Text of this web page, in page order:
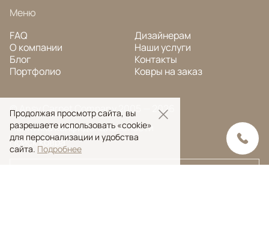
Меню
FAQ
О компании
Блог
Портфолио
Дизайнерам
Наши услуги
Контакты
Ковры на заказ
© Ansy Carpet Company 2005 — 2026
Политика конфиденциальности
Поиск ковра
Продолжая просмотр сайта, вы
разрешаете использовать «cookie»
для персонализации и удобства
сайта. Подробнее